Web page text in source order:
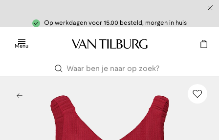
Op werkdagen voor 15.00 besteld, morgen in huis
Menu